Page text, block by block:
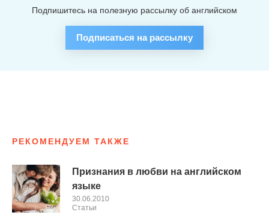
Подпишитесь на полезную рассылку об английском
Подписаться на рассылку
РЕКОМЕНДУЕМ ТАКЖЕ
Признания в любви на английском
языке
30.06.2010
Cтатьи